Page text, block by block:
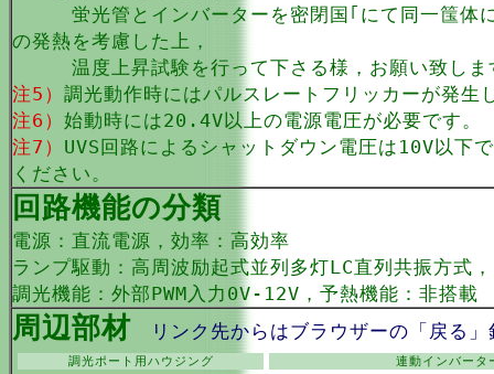
蛍光管とインバーターを密閉国｢にて同一筺体に
の発熱を考慮した上，
温度上昇試験を行って下さる様，お願い致しま
注5） 調光動作時にはパルスレートフリッカーが発生
注6） 始動時には20.4V以上の電源電圧が必要です。
注7） UVS回路によるシャットダウン電圧は10V以下
ください。
回路機能の分類
電源：直流電源，効率：高効率
ランプ駆動：高周波励起式並列多灯LC直列共振方式
調光機能：外部PWM入力0V-12V，予熱機能：非搭載
周辺部材 リンク先からはブラウザーの「戻る」
調光ポート用ハウジング
連動インバータ